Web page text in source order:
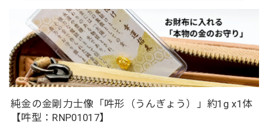
純金の金剛力士像「吽形（うんぎょう）」約1g x1体
【吽型：RNP01017】